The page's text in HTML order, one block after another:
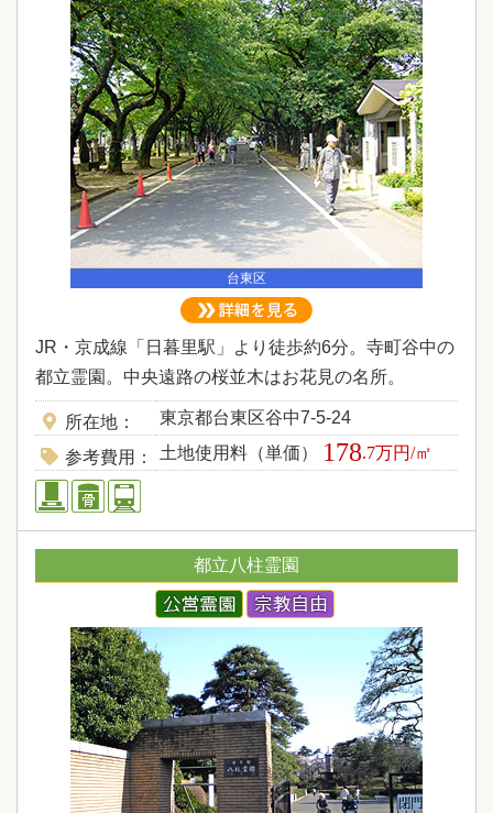
台東区
JR・京成線「日暮里駅」より徒歩約6分。寺町谷中の
都立霊園。中央遠路の桜並木はお花見の名所。
所在地 東京都台東区谷中7-5-24
参考費用 土地使用料（単価） 178.7万円/㎡
都立八柱霊園